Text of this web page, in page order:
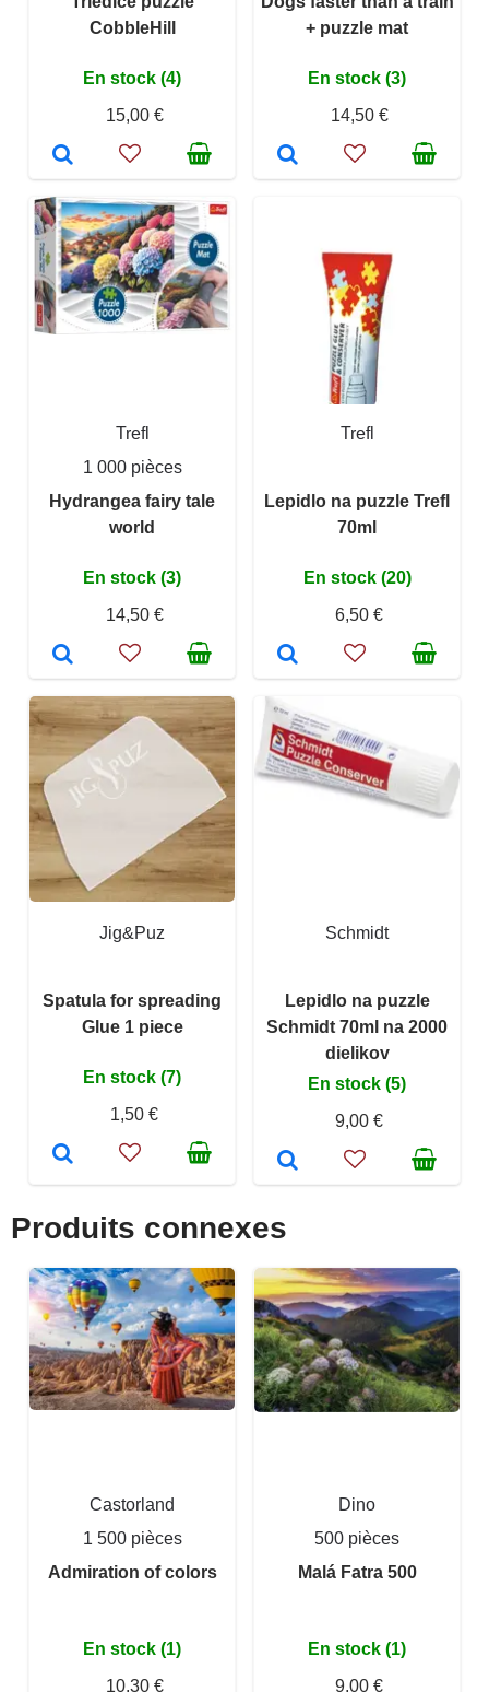
CobbleHill
En stock (4)
15,00 €
+ puzzle mat
En stock (3)
14,50 €
Trefl
1 000 pièces
Hydrangea fairy tale
world
En stock (3)
14,50 €
Trefl
Lepidlo na puzzle Trefl
70ml
En stock (20)
6,50 €
Jig&Puz
Spatula for spreading
Glue 1 piece
En stock (7)
1,50 €
Schmidt
Lepidlo na puzzle
Schmidt 70ml na 2000
dielikov
En stock (5)
9,00 €
Produits connexes
Castorland
1 500 pièces
Admiration of colors
En stock (1)
10,30 €
Dino
500 pièces
Malá Fatra 500
En stock (1)
9,00 €